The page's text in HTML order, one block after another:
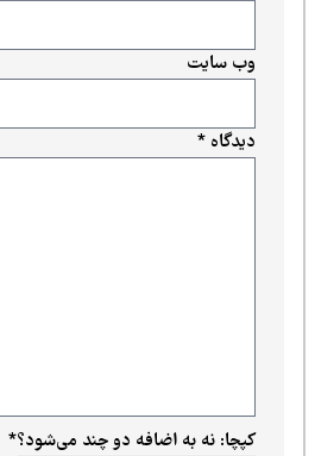
دیدگاه*
وب‌ سایت
کپچا: نه به اضافه دو چند می‌شود؟*